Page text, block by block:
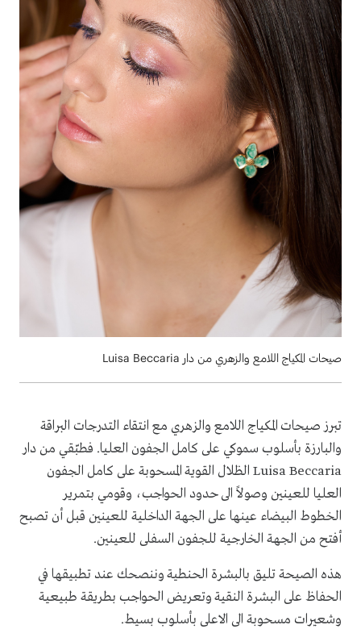
صيحات المكياج اللامع والزهري من دار Luisa Beccaria
تبرز صيحات المكياج اللامع والزهري مع انتقاء التدرجات البراقة
والبارزة بأسلوب سموكي على كامل الجفون العليا. فطبّقي من دار
Luisa Beccaria الظلال القوية المسحوبة على كامل الجفون
العليا للعينين وصولاً الى حدود الحواجب، وقومي بتمرير
الخطوط البيضاء عينها على الجهة الداخلية للعينين قبل أن تصبح
أفتح من الجهة الخارجية للجفون السفلى للعينين.
هذه الصيحة تليق بالبشرة الحنطية وننصحك عند تطبيقها في
الحفاظ على البشرة النقية وتعريض الحواجب بطريقة طبيعية
وشعيرات مسحوبة الى الاعلى بأسلوب بسيط.